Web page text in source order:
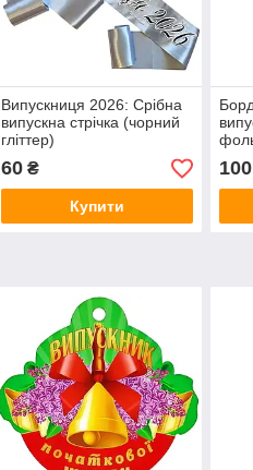
Випускниця 2026: Срібна
випускна стрічка (чорний
гліттер)
60₴
Купити
100